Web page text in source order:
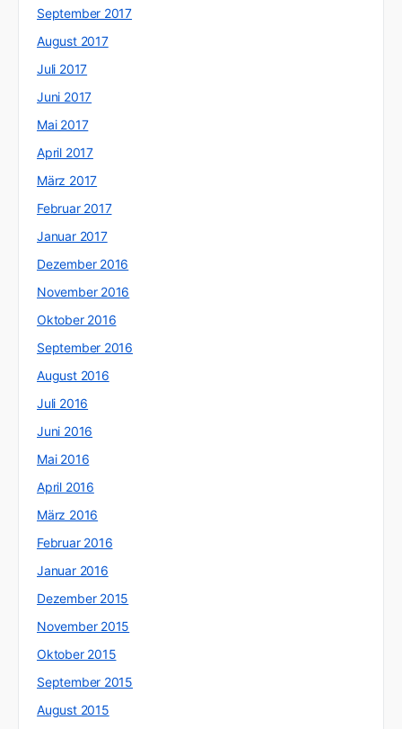
September 2017
August 2017
Juli 2017
Juni 2017
Mai 2017
April 2017
März 2017
Februar 2017
Januar 2017
Dezember 2016
November 2016
Oktober 2016
September 2016
August 2016
Juli 2016
Juni 2016
Mai 2016
April 2016
März 2016
Februar 2016
Januar 2016
Dezember 2015
November 2015
Oktober 2015
September 2015
August 2015